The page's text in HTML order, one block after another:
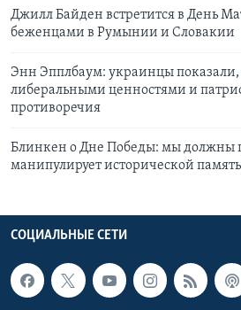
Джилл Байден встретится в День
беженцами в Румынии и Словакии
Энн Эпплбаум: украинцы
либеральными ценностями и
противоречия
Блинкен о Дне Победы: мы должны
манипулирует исторической
СОЦИАЛЬНЫЕ СЕТИ